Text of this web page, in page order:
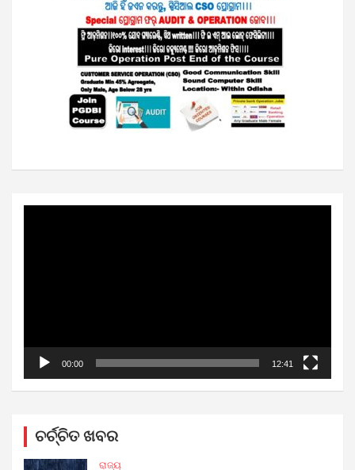
00:00 12:41
ଚର୍ଚ୍ଚିତ ଖବର
ରାଜ୍ୟ